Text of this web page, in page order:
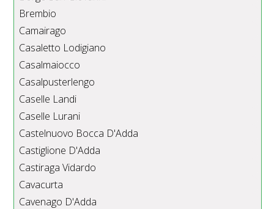
Brembio
Camairago
Casaletto Lodigiano
Casalmaiocco
Casalpusterlengo
Caselle Landi
Caselle Lurani
Castelnuovo Bocca D'Adda
Castiglione D'Adda
Castiraga Vidardo
Cavacurta
Cavenago D'Adda